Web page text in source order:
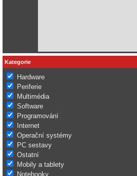
Kategorie
Hardware
Periferie
Multimédia
Software
Programování
Internet
Operační systémy
PC sestavy
Ostatní
Mobily a tablety
Notebooky